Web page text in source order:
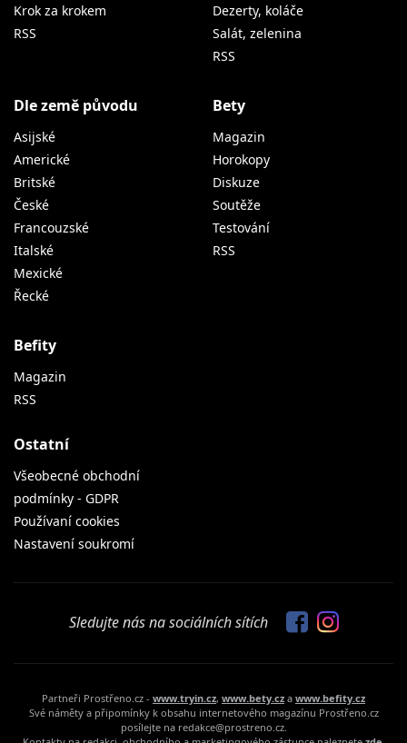
Krok za krokem
RSS
Dezerty, koláče
Salát, zelenina
RSS
Dle země původu
Asijské
Americké
Britské
České
Francouzské
Italské
Mexické
Řecké
Bety
Magazin
Horokopy
Diskuze
Soutěže
Testování
RSS
Befity
Magazin
RSS
Ostatní
Všeobecné obchodní
podmínky - GDPR
Používaní cookies
Nastavení soukromí
Sledujte nás na sociálních sítích
Partneři Prostřeno.cz - www.tryin.cz, www.bety.cz a www.befity.cz
Své náměty a připomínky k obsahu internetového magazínu Prostřeno.cz
posílejte na redakce@prostreno.cz.